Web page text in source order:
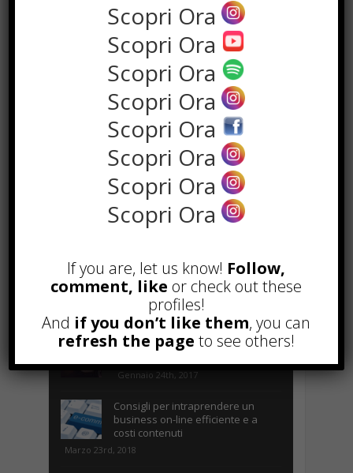
POPOLARI
Alcuni trucchi per avere un blog di
Comprare visite YouTube: i 5
vantaggi TOP!
Novembre 2nd, 2017
Parcheggiare low-cost a Torino
Gennaio 24th, 2017
Consigli per intraprendere un
business on-line efficiente e a
costi contenuti
Marzo 23rd, 2018
Scopri Ora
Scopri Ora
Scopri Ora
Scopri Ora
Scopri Ora
Scopri Ora
Scopri Ora
Scopri Ora
If you are, let us know! Follow,
comment, like or check out these
profiles!
And if you don’t like them, you can
refresh the page to see others!